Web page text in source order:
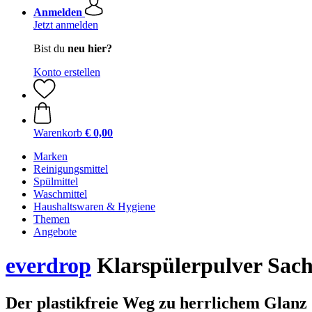
Anmelden
Jetzt anmelden
Bist du neu hier?
Konto erstellen
Warenkorb € 0,00
Marken
Reinigungsmittel
Spülmittel
Waschmittel
Haushaltswaren & Hygiene
Themen
Angebote
everdrop Klarspülerpulver
Der plastikfreie Weg zu herrlichem Glanz